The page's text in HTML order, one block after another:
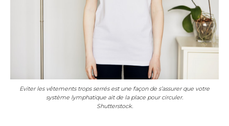
Eviter les vêtements trops serrés est une façon de s’assurer que votre
système lymphatique ait de la place pour circuler.
Shutterstock.